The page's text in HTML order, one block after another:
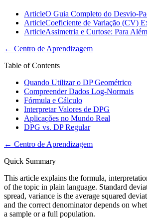
ArticleO Guia Completo do Desvio-
ArticleCoeficiente de Variação (CV)
ArticleAssimetria e Curtose: Para
← Centro de Aprendizagem
Table of Contents
Quando Utilizar o DP Geométrico
Compreender Dados Log-Normais
Fórmula e Cálculo
Interpretar Valores de DPG
Aplicações no Mundo Real
DPG vs. DP Regular
← Centro de Aprendizagem
Quick Summary
This article explains the formula,
of the topic in plain language. Standard
spread, variance is the average squared
and the correct denominator depends on
a sample or a full population.